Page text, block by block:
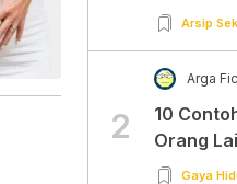
Arsip
2
Arga
10
Orang
Gaya